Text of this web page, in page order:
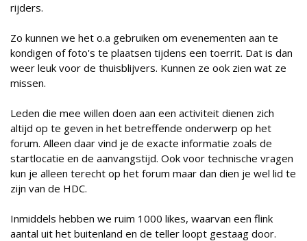
rijders.
Zo kunnen we het o.a gebruiken om evenementen aan te
kondigen of foto's te plaatsen tijdens een toerrit. Dat is dan
weer leuk voor de thuisblijvers. Kunnen ze ook zien wat ze
missen.
Leden die mee willen doen aan een activiteit dienen zich
altijd op te geven in het betreffende onderwerp op het
forum. Alleen daar vind je de exacte informatie zoals de
startlocatie en de aanvangstijd. Ook voor technische vragen
kun je alleen terecht op het forum maar dan dien je wel lid te
zijn van de HDC.
Inmiddels hebben we ruim 1000 likes, waarvan een flink
aantal uit het buitenland en de teller loopt gestaag door.